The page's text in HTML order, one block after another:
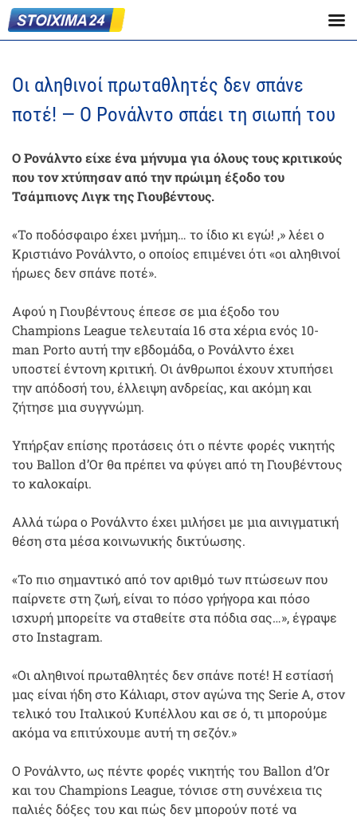
Οι αληθινοί πρωταθλητές δεν σπάνε
ποτέ! — Ο Ρονάλντο σπάει τη σιωπή του
Ο Ρονάλντο είχε ένα μήνυμα για όλους τους κριτικούς
που τον χτύπησαν από την πρώιμη έξοδο του
Τσάμπιονς Λιγκ της Γιουβέντους.
«Το ποδόσφαιρο έχει μνήμη… το ίδιο κι εγώ! ,» λέει ο
Κριστιάνο Ρονάλντο, ο οποίος επιμένει ότι «οι αληθινοί
ήρωες δεν σπάνε ποτέ».
Αφού η Γιουβέντους έπεσε σε μια έξοδο του
Champions League τελευταία 16 στα χέρια ενός 10-
man Porto αυτή την εβδομάδα, ο Ρονάλντο έχει
υποστεί έντονη κριτική. Οι άνθρωποι έχουν χτυπήσει
την απόδοσή του, έλλειψη ανδρείας, και ακόμη και
ζήτησε μια συγγνώμη.
Υπήρξαν επίσης προτάσεις ότι ο πέντε φορές νικητής
του Ballon d’Or θα πρέπει να φύγει από τη Γιουβέντους
το καλοκαίρι.
Αλλά τώρα ο Ρονάλντο έχει μιλήσει με μια αινιγματική
θέση στα μέσα κοινωνικής δικτύωσης.
«Το πιο σημαντικό από τον αριθμό των πτώσεων που
παίρνετε στη ζωή, είναι το πόσο γρήγορα και πόσο
ισχυρή μπορείτε να σταθείτε στα πόδια σας…», έγραψε
στο Instagram.
«Οι αληθινοί πρωταθλητές δεν σπάνε ποτέ! Η εστίασή
μας είναι ήδη στο Κάλιαρι, στον αγώνα της Serie A, στον
τελικό του Ιταλικού Κυπέλλου και σε ό, τι μπορούμε
ακόμα να επιτύχουμε αυτή τη σεζόν.»
Ο Ρονάλντο, ως πέντε φορές νικητής του Ballon d’Or
και του Champions League, τόνισε στη συνέχεια τις
παλιές δόξες του και πώς δεν μπορούν ποτέ να